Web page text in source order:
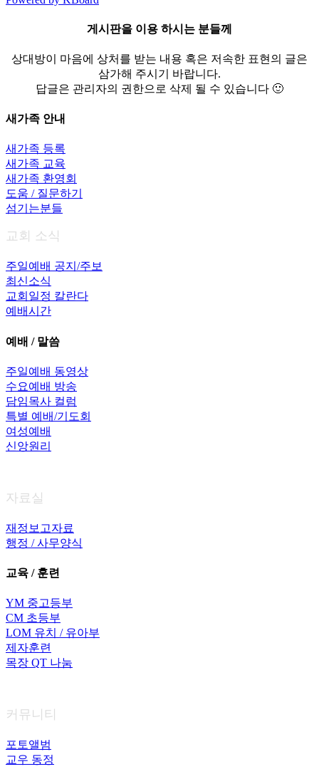
게시판을 이용 하시는 분들께
상대방이 마음에 상처를 받는 내용 혹은 저속한 표현의 글은
삼가해 주시기 바랍니다.
답글은 관리자의 권한으로 삭제 될 수 있습니다 🙂
새가족 안내
새가족 등록
새가족 교육
새가족 환영회
도움 / 질문하기
섬기는분들
교회 소식
주일예배 공지/주보
최신소식
교회일정 칼란다
예배시간
예배 / 말씀
주일예배 동영상
수요예배 방송
담임목사 컬럼
특별 예배/기도회
여성예배
신앙원리
자료실
재정보고자료
행정 / 사무양식
교육 / 훈련
YM 중고등부
CM 초등부
LOM 유치 / 유아부
제자훈련
목장 QT 나눔
커뮤니티
포토앨범
교우 동정